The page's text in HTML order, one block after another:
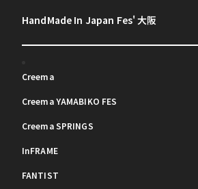
HandMade In Japan Fes' 大阪
Creema
Creema YAMABIKO FES
Creema SPRINGS
InFRAME
FANTIST